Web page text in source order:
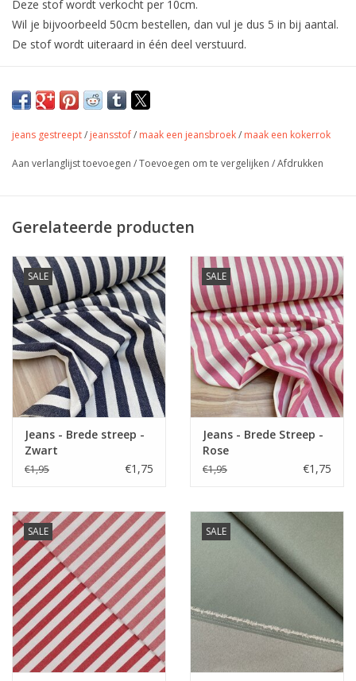
Deze stof wordt verkocht per 10cm.
Wil je bijvoorbeeld 50cm bestellen, dan vul je dus 5 in bij aantal.
De stof wordt uiteraard in één deel verstuurd.
Stevige maar soepele jeans met streepjes
van 100% katoen..
Ideaal voor rokken, broeken, shorts, jeansvest, tassen
Samenstelling 100% katoen
Toepassing
rokken, broeken, shorts,
jeansvest, tassen
Label
oeko-tex
Stretch
neen
jeans gestreept/ jeansstof/ maak een jeansbroek/ maak een kokerrok
Aan verlanglijst toevoegen /Toevoegen om te vergelijken /Afdrukken
Gerelateerde producten
SALE
Jeans - Brede streep -
Zwart
€1,95 €1,75
SALE
Jeans - Brede Streep -
Rose
€1,95 €1,75
SALE SALE